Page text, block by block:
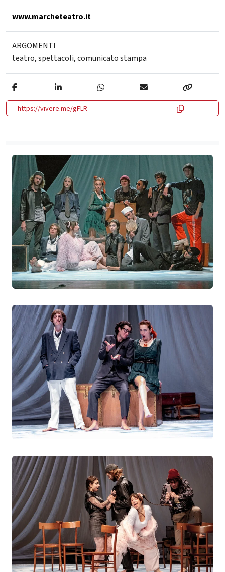
www.marcheteatro.it
ARGOMENTI
teatro,spettacoli,comunicato stampa
https://vivere.me/gFLR